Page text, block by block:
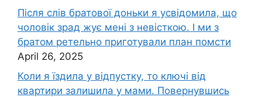
Після слів братової доньки я усвідомила, що
чоловік зpад жує мені з невісткою. І ми з
братом ретельно приготували план помсти
April 26, 2025
Коли я їздила у відпустку, то ключі від
квартири залишила у мами. Повернувшись